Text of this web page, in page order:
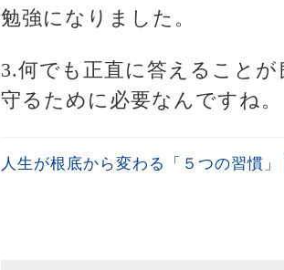
勉強になりました。
3.何でも正直に答えること
守るために必要なんですね。
人生が根底から変わる「５つの習慣